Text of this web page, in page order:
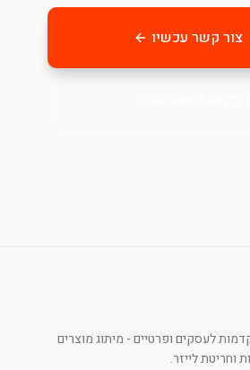
צור קשר עכשיו
לעסקים ופרטיים - מיתוג מוצרים
וחריטת לייזר.